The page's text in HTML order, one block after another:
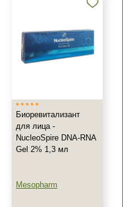
Биоревитализант
для лица -
NucleoSpire DNA-RNA
Gel 2% 1,3 мл
Mesopharm